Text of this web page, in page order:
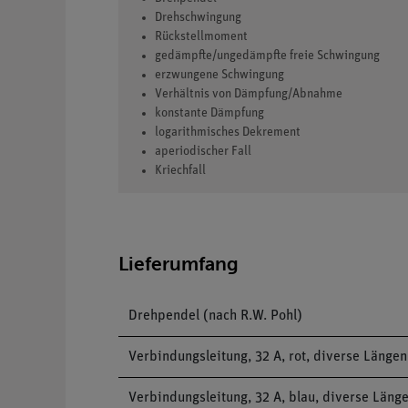
Drehschwingung
Rückstellmoment
gedämpfte/ungedämpfte freie Schwingung
erzwungene Schwingung
Verhältnis von Dämpfung/Abnahme
konstante Dämpfung
logarithmisches Dekrement
aperiodischer Fall
Kriechfall
Lieferumfang
Drehpendel (nach R.W. Pohl)
Verbindungsleitung, 32 A, rot, diverse Längen
Verbindungsleitung, 32 A, blau, diverse